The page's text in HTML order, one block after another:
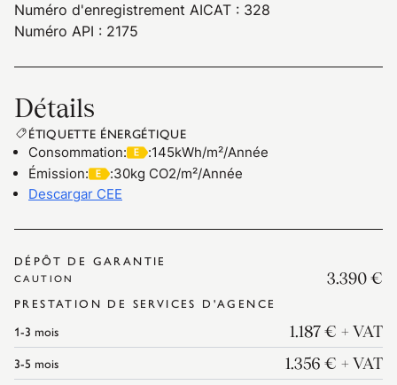
Numéro d'enregistrement AICAT : 328
Numéro API : 2175
Détails
ÉTIQUETTE ÉNERGÉTIQUE
Consommation: :145kWh/m²/Année
Émission: :30kg CO2/m²/Année
Descargar CEE
DÉPÔT DE GARANTIE
CAUTION 3.390 €
PRESTATION DE SERVICES D'AGENCE
1-3 mois 1.187 € + VAT
3-5 mois 1.356 € + VAT